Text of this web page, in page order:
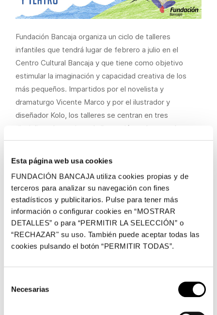
Esta página web usa cookies
FUNDACIÓN BANCAJA utiliza cookies propias y de
terceros para analizar su navegación con fines
estadísticos y publicitarios. Pulse para tener más
información o configurar cookies en “MOSTRAR
DETALLES” o para “PERMITIR LA SELECCIÓN” o
“RECHAZAR" su uso. También puede aceptar todas las
cookies pulsando el botón “PERMITIR TODAS”.
Necesarias
Fundación Bancaja organiza un ciclo de talleres
infantiles que tendrá lugar de febrero a julio en el
Centro Cultural Bancaja y que tiene como objetivo
estimular la imaginación y capacidad creativa de los
más pequeños. Impartidos por el novelista y
dramaturgo Vicente Marco y por el ilustrador y
diseñador Kolo, los talleres se centran en tres
disciplinas: la escritura, la ilustración y el teatro. Las
actividades, que se desarrollarán todos los sábados de
de 8 a 11 años.
Febrero – Cuento ilustrado: 4, 11, 18 y 25
Marzo – Teatro: 4 y 11- 25 y 1 abril (cada taller de
2 sesiones)
Abril – Escritura creativa: 8, 15, 22 y 29
Mayo – Cuento ilustrado: 6, 13, 20 y 27
Junio – Teatro: 3 y 10-17 y 24 (cada taller de 2
sesiones)
técnicas para la creación y se estimulará la afición por la